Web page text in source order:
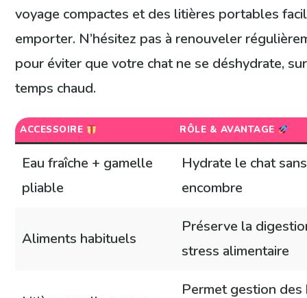
voyage compactes et des litières portables
emporter. N’hésitez pas à renouveler
pour éviter que votre chat ne se déshydrate,
temps chaud.
ACCESSOIRE RÔLE & AVANTAGE
Eau fraîche + gamelle
pliable
Hydrate le chat sans
encombre
Aliments habituels
Préserve la
stress alimentaire
Permet gestion des